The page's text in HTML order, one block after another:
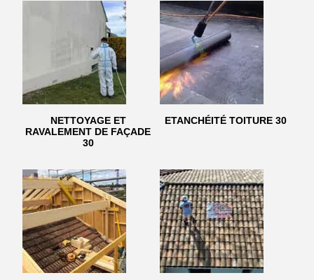
NETTOYAGE ET
RAVALEMENT DE FAÇADE
30
ETANCHÉITÉ TOITURE 30